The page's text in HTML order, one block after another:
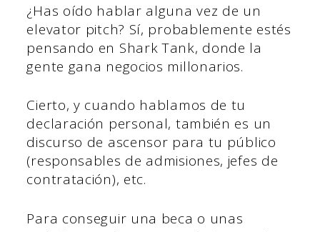
¿Has oído hablar alguna vez de un
elevator pitch? Sí, probablemente estés
pensando en Shark Tank, donde la
gente gana negocios millonarios.
Cierto, y cuando hablamos de tu
declaración personal, también es un
discurso de ascensor para tu público
(responsables de admisiones, jefes de
contratación), etc.
Para conseguir una beca o unas